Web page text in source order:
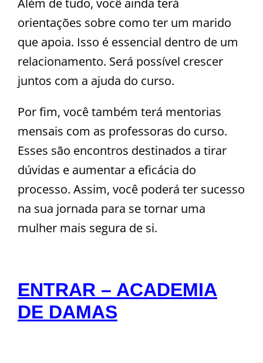
Além de tudo, você ainda terá
orientações sobre como ter um marido
que apoia. Isso é essencial dentro de um
relacionamento. Será possível crescer
juntos com a ajuda do curso.
Por fim, você também terá mentorias
mensais com as professoras do curso.
Esses são encontros destinados a tirar
dúvidas e aumentar a eficácia do
processo. Assim, você poderá ter sucesso
na sua jornada para se tornar uma
mulher mais segura de si.
ENTRAR – ACADEMIA
DE DAMAS